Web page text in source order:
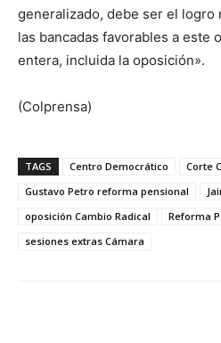
generalizado, debe ser el logro
las bancadas favorables a este
entera, incluida la oposición».
(Colprensa)
TAGS Centro Democrático
Corte
Gustavo Petro reforma pensional
oposición Cambio Radical
Reforma
sesiones extras Cámara